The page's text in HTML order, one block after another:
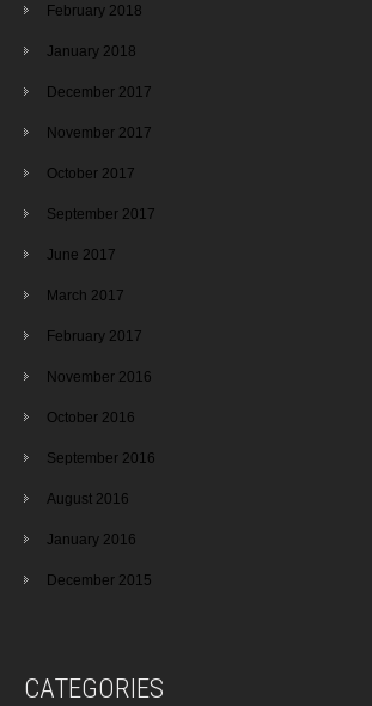
February 2018
January 2018
December 2017
November 2017
October 2017
September 2017
June 2017
March 2017
February 2017
November 2016
October 2016
September 2016
August 2016
January 2016
December 2015
CATEGORIES